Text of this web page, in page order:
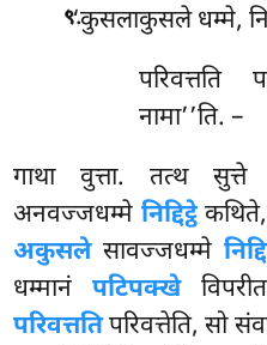
९.
‘‘कुसलाकुसले धम्मे,
परिवत्तति
नामा’’ति. –
गाथा वुत्ता. तत्थ सुत्ते
अनवज्जधम्मे निद्दिट्ठे
अकुसलेसावज्जधम्मे
धम्मानं पटिपक्खे
परिवत्ततिपरिवत्तेति, सो